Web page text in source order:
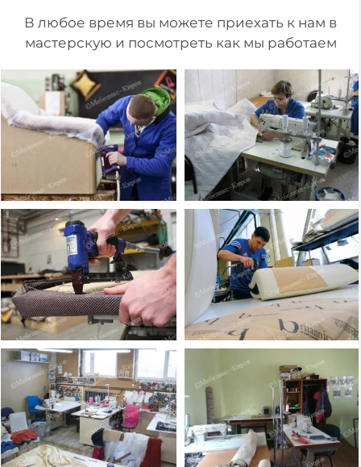
В любое время вы можете приехать к нам в
мастерскую и посмотреть как мы работаем